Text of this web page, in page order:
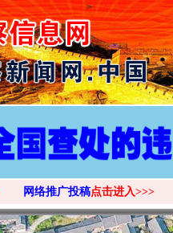
>
网络推广投稿点击进入>>>